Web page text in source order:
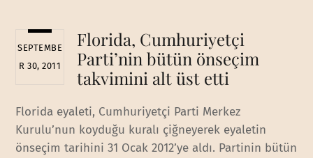
SEPTEMBE
R 30, 2011
Florida, Cumhuriyetçi
Parti’nin bütün önseçim
takvimini alt üst etti
Florida eyaleti, Cumhuriyetçi Parti Merkez
Kurulu’nun koyduğu kuralı çiğneyerek eyaletin
önseçim tarihini 31 Ocak 2012’ye aldı. Partinin bütün